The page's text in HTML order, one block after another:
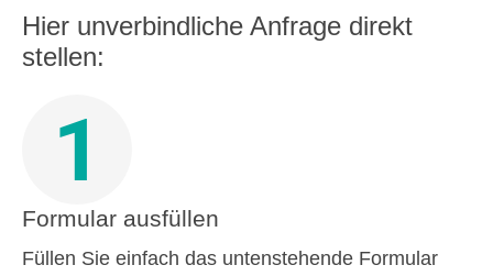
Hier unverbindliche Anfrage direkt
stellen:
1
Formular ausfüllen
Füllen Sie einfach das untenstehende Formular